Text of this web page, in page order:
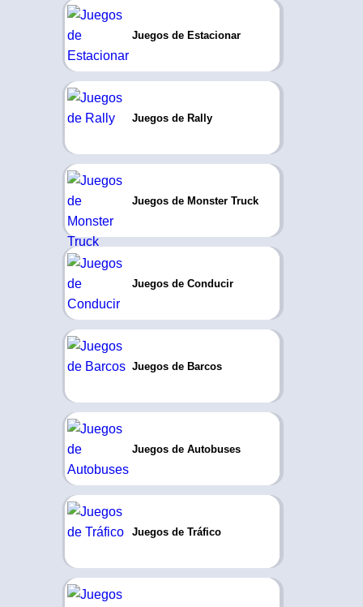
Juegos de Estacionar
Juegos de Rally
Juegos de Monster Truck
Juegos de Conducir
Juegos de Barcos
Juegos de Autobuses
Juegos de Tráfico